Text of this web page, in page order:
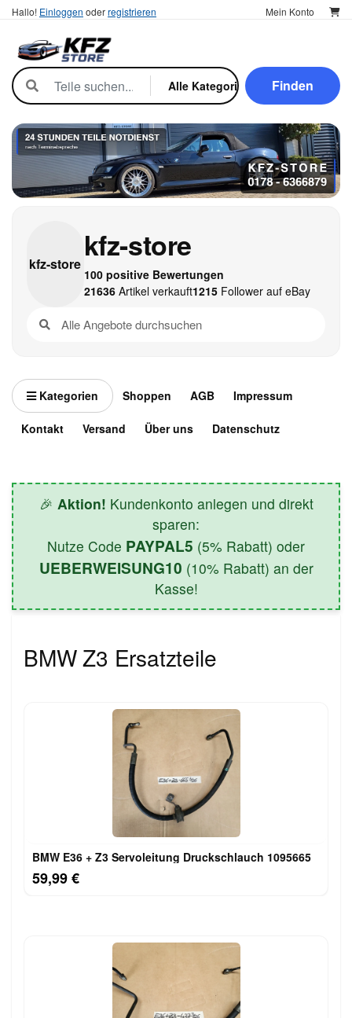
Hallo! Einloggen oderregistrieren Mein Konto
Finden
kfz-store
kfz-store
100 positive Bewertungen
21636Artikel verkauft1215Follower auf eBay
Kategorien Shoppen AGB Impressum
Kontakt Versand Über uns Datenschutz
🎉 Aktion! Kundenkonto anlegen und direkt
sparen:
Nutze Code PAYPAL5 (5% Rabatt) oder
UEBERWEISUNG10 (10% Rabatt) an der
Kasse!
BMW Z3 Ersatzteile
BMW E36 + Z3 Servoleitung Druckschlauch 1095665
59,99 €